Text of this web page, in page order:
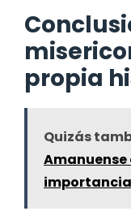
propia
Quizás
Amanuense